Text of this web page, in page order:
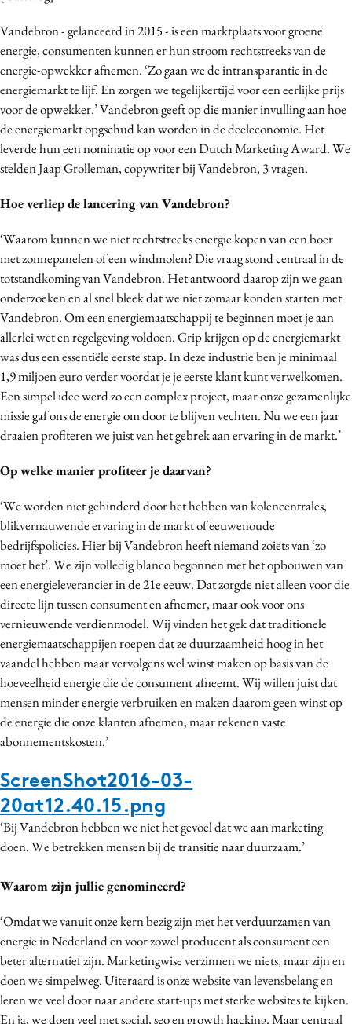
Campagnes
Carriere
Contentmarketing
Craft
Customer Experience
Data & Insights
Design
Digital transformation
Diversiteit
Gedragsverandering
Influencer marketing
Interne communicatie
Martech
Media
Merkstrategie
PR
Programmatic
Purpose Marketing
Vandebron - gelanceerd in 2015 - is een marktplaats voor groene
energie, consumenten kunnen er hun stroom rechtstreeks van de
energie-opwekker afnemen. ‘Zo gaan we de intransparantie in de
energiemarkt te lijf. En zorgen we tegelijkertijd voor een eerlijke prijs
voor de opwekker.’ Vandebron geeft op die manier invulling aan hoe
de energiemarkt opgschud kan worden in de deeleconomie. Het
leverde hun een nominatie op voor een Dutch Marketing Award. We
stelden Jaap Grolleman, copywriter bij Vandebron, 3 vragen.
Hoe verliep de lancering van Vandebron?
‘Waarom kunnen we niet rechtstreeks energie kopen van een boer
met zonnepanelen of een windmolen? Die vraag stond centraal in de
totstandkoming van Vandebron. Het antwoord daarop zijn we gaan
onderzoeken en al snel bleek dat we niet zomaar konden starten met
Vandebron. Om een energiemaatschappij te beginnen moet je aan
allerlei wet en regelgeving voldoen. Grip krijgen op de energiemarkt
was dus een essentiële eerste stap. In deze industrie ben je minimaal
1,9 miljoen euro verder voordat je je eerste klant kunt verwelkomen.
Een simpel idee werd zo een complex project, maar onze gezamenlijke
missie gaf ons de energie om door te blijven vechten. Nu we een jaar
draaien profiteren we juist van het gebrek aan ervaring in de markt.’
Op welke manier profiteer je daarvan?
‘We worden niet gehinderd door het hebben van kolencentrales,
blikvernauwende ervaring in de markt of eeuwenoude
bedrijfspolicies. Hier bij Vandebron heeft niemand zoiets van ‘zo
moet het’. We zijn volledig blanco begonnen met het opbouwen van
een energieleverancier in de 21e eeuw. Dat zorgde niet alleen voor die
directe lijn tussen consument en afnemer, maar ook voor ons
vernieuwende verdienmodel. Wij vinden het gek dat traditionele
energiemaatschappijen roepen dat ze duurzaamheid hoog in het
vaandel hebben maar vervolgens wel winst maken op basis van de
hoeveelheid energie die de consument afneemt. Wij willen juist dat
mensen minder energie verbruiken en maken daarom geen winst op
de energie die onze klanten afnemen, maar rekenen vaste
abonnementskosten.’
ScreenShot2016-03-
20at12.40.15.png
‘Bij Vandebron hebben we niet het gevoel dat we aan marketing
doen. We betrekken mensen bij de transitie naar duurzaam.’
Waarom zijn jullie genomineerd?
‘Omdat we vanuit onze kern bezig zijn met het verduurzamen van
energie in Nederland en voor zowel producent als consument een
beter alternatief zijn. Marketingwise verzinnen we niets, maar zijn en
doen we simpelweg. Uiteraard is onze website van levensbelang en
leren we veel door naar andere start-ups met sterke websites te kijken.
En ja, we doen veel met social, seo en growth hacking. Maar centraal